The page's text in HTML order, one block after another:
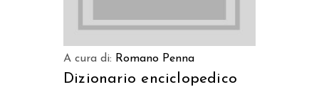
A cura di: Romano Penna
Dizionario enciclopedico